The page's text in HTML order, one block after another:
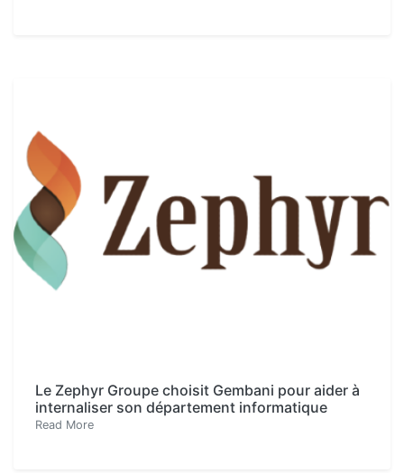
Le Zephyr Groupe choisit Gembani pour aider à
internaliser son département informatique
Read More